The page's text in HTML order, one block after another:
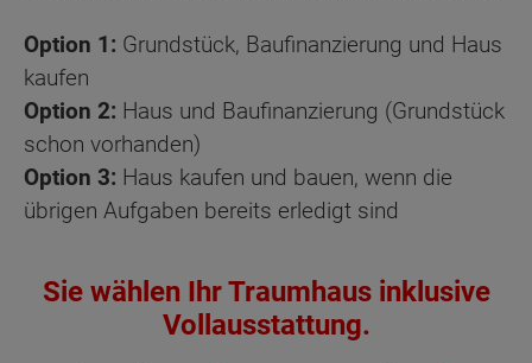
Option 1: Grundstück, Baufinanzierung und Haus
kaufen
Option 2: Haus und Baufinanzierung (Grundstück
schon vorhanden)
Option 3: Haus kaufen und bauen, wenn die
übrigen Aufgaben bereits erledigt sind
Sie wählen Ihr Traumhaus inklusive
Vollausstattung.